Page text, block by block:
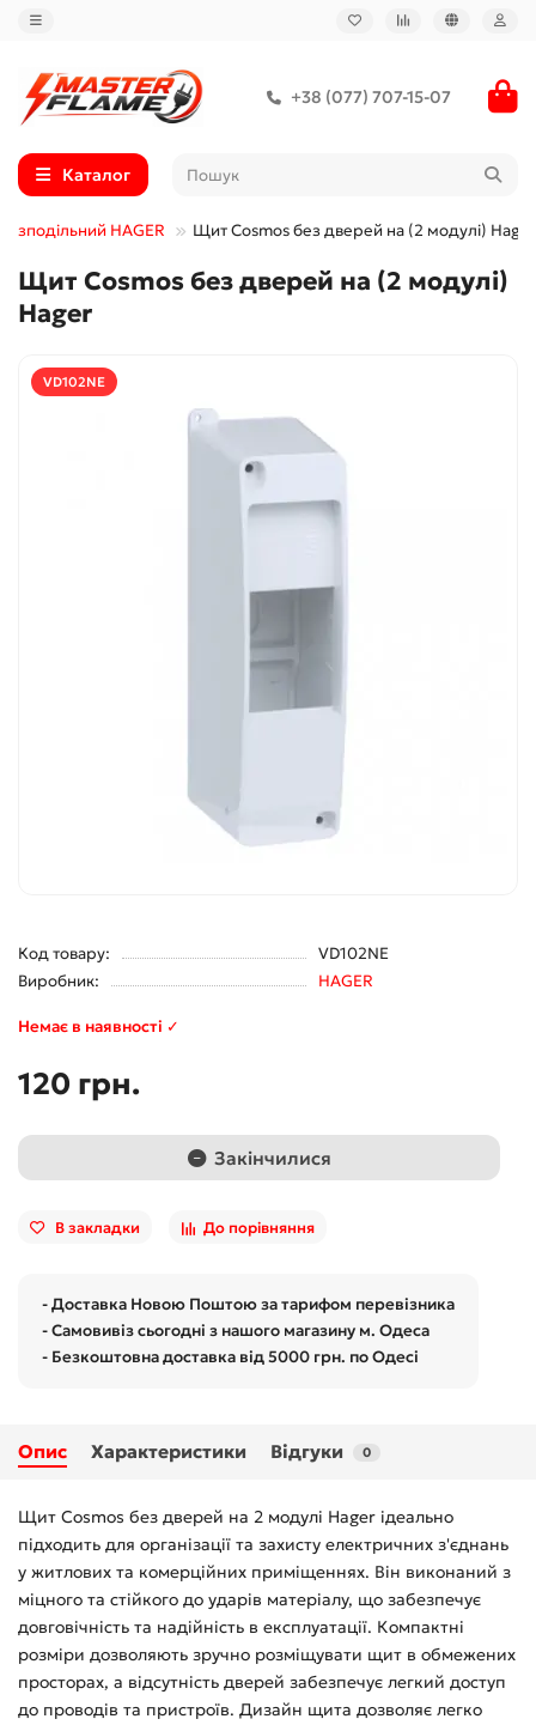
+38 (077) 707-15-07
Каталог
HAGER Щит Cosmos без дверей на (2 модулі) Hager
Щит Cosmos без дверей на (2 модулі)
Hager
VD102NE
Код товару:
VD102NE
Виробник:
HAGER
Немає в наявності ✓
120 грн.
Закінчилися
В закладки До порівняння
- Доставка Новою Поштою за тарифом перевізника
- Самовивіз сьогодні з нашого магазину м. Одеса
- Безкоштовна доставка від 5000 грн. по Одесі
Опис Характеристики Відгуки 0
Щит Cosmos без дверей на 2 модулі Hager ідеально
підходить для організації та захисту електричних з'єднань
у житлових та комерційних приміщеннях. Він виконаний з
міцного та стійкого до ударів матеріалу, що забезпечує
довговічність та надійність в експлуатації. Компактні
розміри дозволяють зручно розміщувати щит в обмежених
просторах, а відсутність дверей забезпечує легкий доступ
до проводів та пристроїв. Дизайн щита дозволяє легко